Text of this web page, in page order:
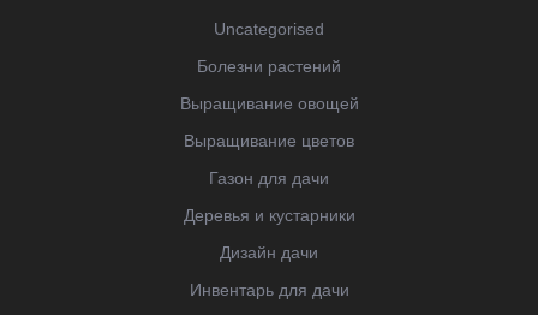
Uncategorised
Болезни растений
Выращивание овощей
Выращивание цветов
Газон для дачи
Деревья и кустарники
Дизайн дачи
Инвентарь для дачи